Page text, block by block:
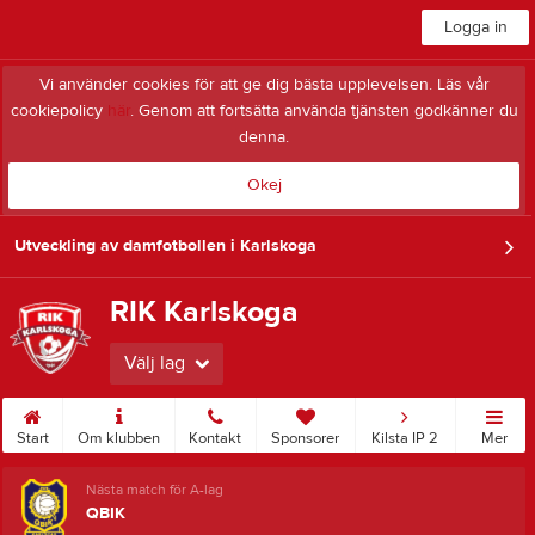
Logga in
Vi använder cookies för att ge dig bästa upplevelsen. Läs vår
cookiepolicy här. Genom att fortsätta använda tjänsten godkänner du
denna.
Okej
Utveckling av damfotbollen i Karlskoga
RIK Karlskoga
Välj lag
Start Om klubben Kontakt Sponsorer Kilsta IP 2 Mer
Nästa match för A-lag
QBIK